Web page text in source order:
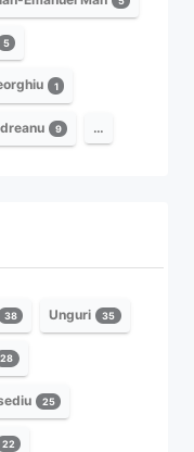
5
1
9 …
38 Unguri 35
28
25
22